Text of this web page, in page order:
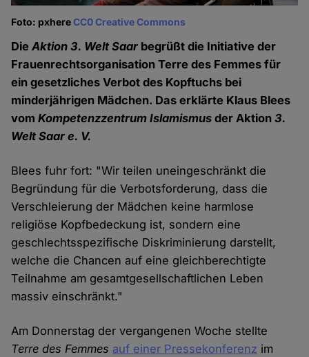
Foto: pxhereCC0 Creative Commons
DieAktion 3. Welt Saar begrüßt die Initiative der
Frauenrechtsorganisation Terre des Femmes für
ein gesetzliches Verbot des Kopftuchs bei
minderjährigen Mädchen. Das erklärte Klaus Blees
vomKompetenzzentrum Islamismus der Aktion3.
Welt Saar e. V.
Blees fuhr fort: "Wir teilen uneingeschränkt die
Begründung für die Verbotsforderung, dass die
Verschleierung der Mädchen keine harmlose
religiöse Kopfbedeckung ist, sondern eine
geschlechtsspezifische Diskriminierung darstellt,
welche die Chancen auf eine gleichberechtigte
Teilnahme am gesamtgesellschaftlichen Leben
massiv einschränkt."
Am Donnerstag der vergangenen Woche stellte
Terre des Femmes auf einer Pressekonferenz im